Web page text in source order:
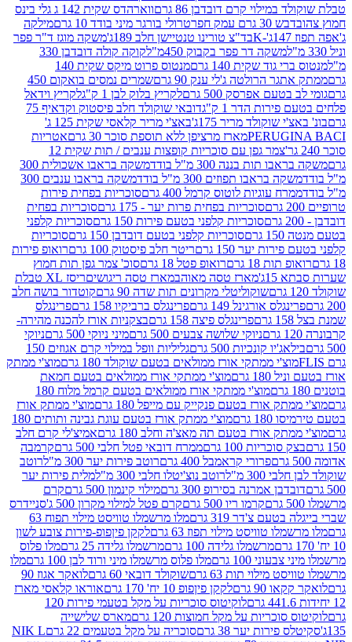
קרם דובדבן 86 גרם
ווארהדס שקית 142 ג גלי בינס
דבש 30 גרם עמק חפר
טרולי בורגר מיני בודד 10 גרם
מילקה
בד"צ טורינו טנטיישן חלב 189ג'
משקה מוגז ד"ר פפר
משקה דר פפר בקבוק 450מ"ל
קוקה קולה דובדבן 330
גוד שקית 140 גרם
מנטוס פרוט מיקס שקית 140
הרולטה ג'לי ענק 90 גרם
שמרים נמסים בואקום 450
אפרסק 500 גרם
לקריץ בלוק לבן 1 ק"ג
לקריץ וידאל
הדר 1 ק"ג
דובאי שוקולד חלב פיסטוק וקדאיף 75
שוקולד מריר 175ג'
באצ'י מריר קלאסי שקית 125 ג'
מארז מרציפן ללא תוספת סוכר 30 גרם
אטריות
צמר גפן עם סוכריות קופצות ענבים / תות שקית 12
תות בננה 300 מ"ל בודד
משקה בראבו אשכולית 300
בראבו תפוזים 300 מ"ל בודד
משקה בראבו ענבים 300
עוגיות לוטוס קרמל 400 גרם
סוכריות בפחית פירות
סוכריות בפחית פרות יער - 175 גרם
סוכריות בפחית
סוכריות קלפני בטעם פירות 150 גרם
סוכריות קלפני
סוכריות קלפני בטעם דובדבן 150 גרם
סוכריות
יער 150 גרם
ריטר חלב פיסטוק 100 גרם
רואופ פירות
תות 18 גרם
רואופ פטל 18 גרם
סוכ' צמר גפן תות חמוץ
מארז טסה מאוהב מארז טסה ריגושים
ריסז XL טבלת
שוקוליטלי מקרונים תות שדה 90 גרם
קוטדור בושה חלב
אורגינל 149 גרם
פרינגלס ברביקיו 158 גרם
פרינגלס
פרינגלס פיצה 158 גרם
בצקניות אורז להכנה מהירה-
ניוקי שלושה צבעים 500 גרם
מיני ניוקי 500 גרם
ניוקי
קונכיות 500 גרם
גליליות וופל במילוי קרם אגוזים 150
ממתקי אורז ממולאים בטעם שוקולד 180 גרם
מוצ'י ממתק
גרם
מוצ'י ממתקי אורז ממולאים בטעם חמאת
מוצ'י ממתקי אורז ממולאים בטעם קרמל מלוח 180
אורז בטעם פנקייק עם מייפל 180 גרם
מוצ'י ממתק אורז
גרם
מוצ'י ממתק אורז בטעם עוגת גבינה ותותים 180
אורז בטעם תה מאצ'ה וחלב 180 גרם
אמיצ'לי קרם חלב
סוכריות 100 גרם
ממרח דובאי פטל חלבי 500 גרם
קרמבה
פרורי קראמבל 400 גרם
רוטב פירות יער 300 מ"ל
רוטב
300 מ"ל
רוטב נוצ'יטלו חלבי 300 מ"ל
מלית פירות יער
אמרנה בסירופ 300 גרם
מילוי קינמון 500 גרם
קרם
קרמו ריו 500 גרם
קרם פטל למילוי מקרון 500 ג'
סניידרס
צ'דר 319 גרם
מלו מרשמלו טוויסט מילוי תפוח 63
טוויסט מילוי תפוז 63 גרם
לקקן פיןפופ-פירות צובע לשון
מרשמלו גלידה 100 גרם
מרשמלו גלידה 25 גרם
מלו פלוס
100 גרם
מלו פלוס מרשמלו מיני ורוד לבן 100 גרם
מלו
מילוי תות 63 גרם
שוקולד דובאי 60 גרם
לואקר אגוז 90
90 גרם
לקקן פיןפופ 10 יח' 170 גרם
אוראו קלאסי מארז
לוקיטוס סוכריות על מקל בטעמי פירות 120
על מקל חמוצות 120 גרם
מארס שלישייה
פירות יער 38 גרם
סוכריה על מקל בטעמים 22 גרם
NIK L